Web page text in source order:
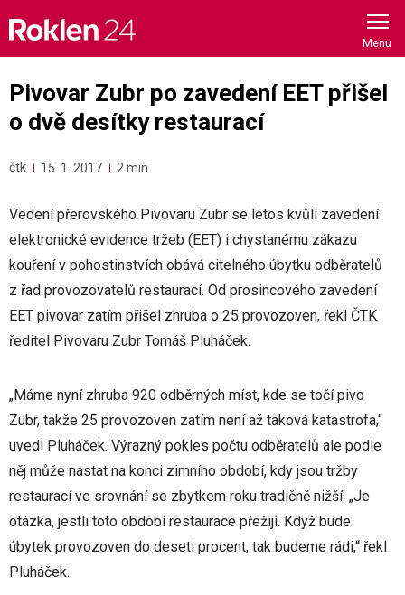
content
Pivovar Zubr po zavedení EET přišel
o dvě desítky restaurací
čtk 15. 1. 2017 2 min
Vedení přerovského Pivovaru Zubr se letos kvůli zavedení
elektronické evidence tržeb (EET) i chystanému zákazu
kouření v pohostinstvích obává citelného úbytku odběratelů
z řad provozovatelů restaurací. Od prosincového zavedení
EET pivovar zatím přišel zhruba o 25 provozoven, řekl ČTK
ředitel Pivovaru Zubr Tomáš Pluháček.
„Máme nyní zhruba 920 odběrných míst, kde se točí pivo
Zubr, takže 25 provozoven zatím není až taková katastrofa,“
uvedl Pluháček. Výrazný pokles počtu odběratelů ale podle
něj může nastat na konci zimního období, kdy jsou tržby
restaurací ve srovnání se zbytkem roku tradičně nižší. „Je
otázka, jestli toto období restaurace přežijí. Když bude
úbytek provozoven do deseti procent, tak budeme rádi,“ řekl
Pluháček.